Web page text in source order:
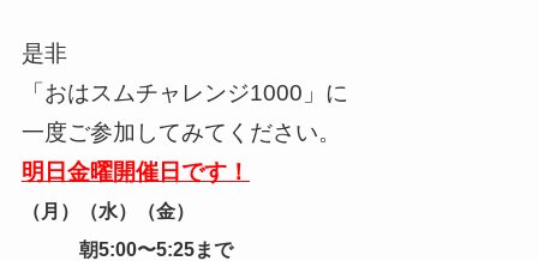
是非
「おはスムチャレンジ1000」に
一度ご参加してみてください。
明日金曜開催日です！
（月）（水）（金）
朝5:00〜5:25まで